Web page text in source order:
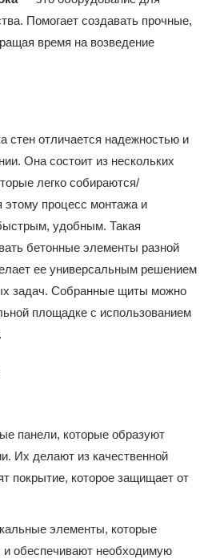
Помогает создавать прочные,
время на возведение
стен отличается надежностью и
Она состоит из нескольких
легко собираются/
этому процесс монтажа и
удобным. Такая
бетонные элементы разной
ее универсальным решением
задач. Собранные щиты можно
площадке с использованием
панели, которые образуют
Их делают из качественной
покрытие, которое защищает от
элементы, которые
обеспечивают необходимую